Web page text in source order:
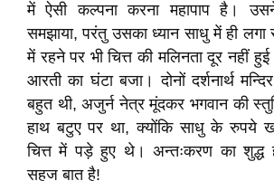
में ऐसी कल्पना करना महापाप है।
समझाया, परंतु उसका ध्यान साधु में ही लगा
में रहने पर भी चित्त की मलिनता दूर नहीं
आरती का घंटा बजा। दोनों दर्शनार्थ
बहुत थी, अजुर्न नेत्र मूंदकर भगवान की
हाथ बटुए पर था, क्योंकि साधु के रुपये
चित्त में पड़े हुए थे। अन्तःकरण का शुद्ध
सहज बात है!